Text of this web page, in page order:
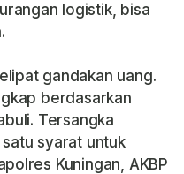
logistik, bisa
gandakan uang.
berdasarkan
Tersangka
syarat untuk
Kuningan, AKBP